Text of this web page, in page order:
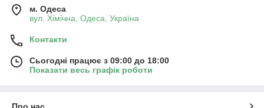
м. Одеса
вул. Хiмiчна, Одеса, Україна
Контакти
Сьогодні працює з 09:00 до 18:00
Показати весь графік роботи